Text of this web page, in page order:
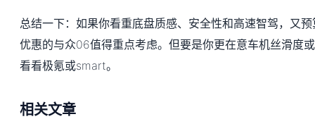
总结一下：如果你看重底盘质感、安全性和高速智驾，又
优惠的与众06值得重点考虑。但要是你更在意车机丝滑度
看看极氪或smart。
相关文章